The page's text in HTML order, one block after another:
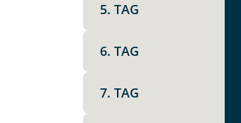
5. TAG
6. TAG
7. TAG